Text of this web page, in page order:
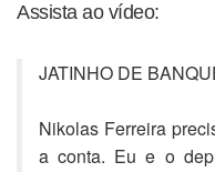
Assista ao vídeo:
JATINHO DE
Nikolas Ferreira
a conta. Eu e o